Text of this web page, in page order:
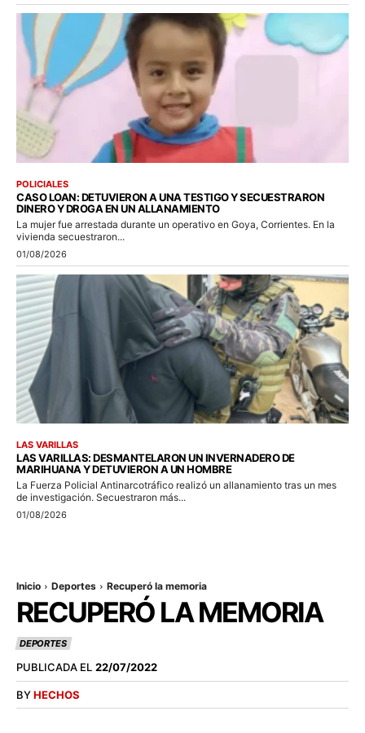
POLICIALES
CASO LOAN: DETUVIERON A UNA TESTIGO Y SECUESTRARON
DINERO Y DROGA EN UN ALLANAMIENTO
La mujer fue arrestada durante un operativo en Goya, Corrientes. En la
vivienda secuestraron...
01/08/2026
LAS VARILLAS
LAS VARILLAS: DESMANTELARON UN INVERNADERO DE
MARIHUANA Y DETUVIERON A UN HOMBRE
La Fuerza Policial Antinarcotráfico realizó un allanamiento tras un mes
de investigación. Secuestraron más...
01/08/2026